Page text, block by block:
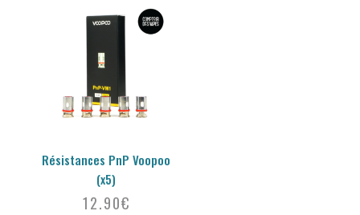
Résistances PnP Voopoo
(x5)
12.90€